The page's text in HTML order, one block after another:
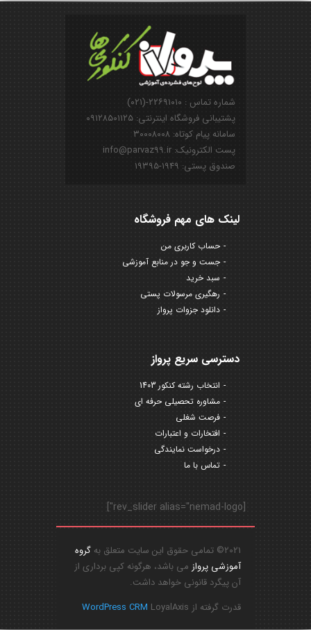
شماره تماس : ۲۲۶۹۱۰۱۰-(۰۲۱)
پشتیبانی فروشگاه اینترنتی: ۰۹۱۲۸۵۰۱۱۲۵
سامانه پیام کوتاه: ۳۰۰۰۸۰۰۸
پست الکترونیک: info@parvaz99.ir
صندوق پستی: ۱۹۴۹-۱۹۳۹۵
لینک های مهم فروشگاه
حساب کاربری من
جست و جو در منابع آموزشی
سبد خرید
رهگیری مرسولات پستی
دانلود جزوات پرواز
دسترسی سریع پرواز
انتخاب رشته کنکور 1403
مشاوره تحصیلی حرفه ای
فرصت شغلی
افتخارات و اعتبارات
درخواست نمایندگی
تماس با ما
[rev_slider alias="nemad-logo"]
2021© تمامی حقوق این سایت متعلق به
گروه
آموزشی پروازمی باشد، هرگونه کپی برداری از
آن پیگرد قانونی خواهد داشت.
قدرت گرفته از
WordPress CRM LoyalAxis